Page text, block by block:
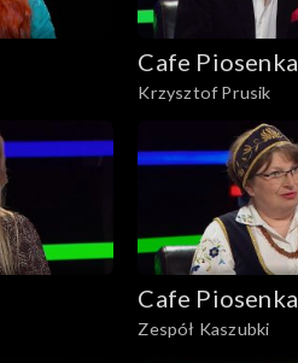
Cafe Piosenka
Krzysztof Prusik
Cafe Piosenka
Zespół Kaszubki